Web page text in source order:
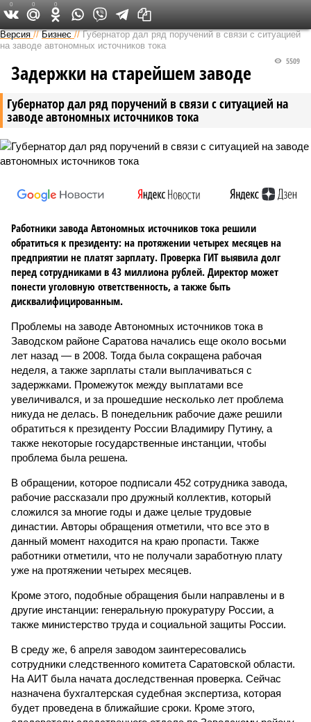
Версия в Саратове
Версия //Бизнес //Губернатор дал ряд поручений в связи с ситуацией
на заводе автономных источников тока
Губернатор дал ряд поручений в связи с ситуацией на
заводе автономных источников тока
5509
Задержки на старейшем заводе
Работники завода Автономных источников тока решили
обратиться к президенту: на протяжении четырех месяцев на
предприятии не платят зарплату. Проверка ГИТ выявила долг
перед сотрудниками в 43 миллиона рублей. Директор может
понести уголовную ответственность, а также быть
дисквалифицированным.
Проблемы на заводе Автономных источников тока в
Заводском районе Саратова начались еще около восьми
лет назад — в 2008. Тогда была сокращена рабочая
неделя, а также зарплаты стали выплачиваться с
задержками. Промежуток между выплатами все
увеличивался, и за прошедшие несколько лет проблема
никуда не делась. В понедельник рабочие даже решили
обратиться к президенту России Владимиру Путину, а
также некоторые государственные инстанции, чтобы
проблема была решена.
В обращении, которое подписали 452 сотрудника завода,
рабочие рассказали про дружный коллектив, который
сложился за многие годы и даже целые трудовые
династии. Авторы обращения отметили, что все это в
данный момент находится на краю пропасти. Также
работники отметили, что не получали заработную плату
уже на протяжении четырех месяцев.
Кроме этого, подобные обращения были направлены и в
другие инстанции: генеральную прокуратуру России, а
также министерство труда и социальной защиты России.
В среду же, 6 апреля заводом заинтересовались
сотрудники следственного комитета Саратовской области.
На АИТ была начата доследственная проверка. Сейчас
назначена бухгалтерская судебная экспертиза, которая
будет проведена в ближайшие сроки. Кроме этого,
0 0 0